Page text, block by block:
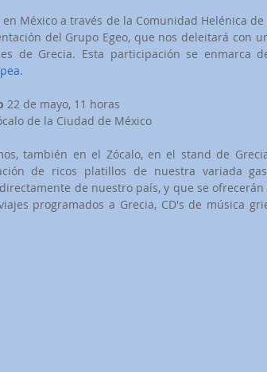
en México a través de la Comunidad Helénica
del Grupo Egeo, que nos deleitará con
.
22 de mayo, 11 horas
de la Ciudad de México
también en el Zócalo, en el stand de
de ricos platillos de nuestra variada
de nuestro país, y que se ofrecerán
programados a Grecia, CD's de música